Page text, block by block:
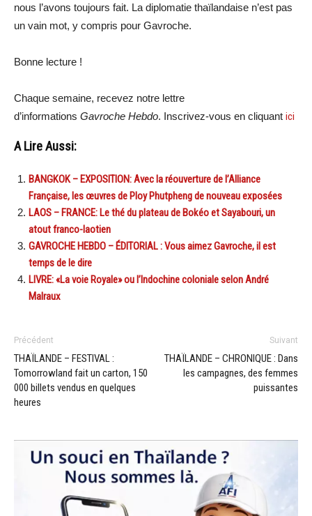
nous l’avons toujours fait. La diplomatie thaïlandaise n’est pas
un vain mot, y compris pour Gavroche.
Bonne lecture !
Chaque semaine, recevez notre lettre
d’informations Gavroche Hebdo. Inscrivez-vous en cliquant ici
A Lire Aussi:
BANGKOK – EXPOSITION: Avec la réouverture de l’Alliance
Française, les œuvres de Ploy Phutpheng de nouveau exposées
LAOS – FRANCE: Le thé du plateau de Bokéo et Sayabouri, un
atout franco-laotien
GAVROCHE HEBDO – ÉDITORIAL : Vous aimez Gavroche, il est
temps de le dire
LIVRE: «La voie Royale» ou l’Indochine coloniale selon André
Malraux
Précédent
THAÏLANDE – FESTIVAL :
Tomorrowland fait un carton, 150
000 billets vendus en quelques
heures
Suivant
THAÏLANDE – CHRONIQUE : Dans
les campagnes, des femmes
puissantes